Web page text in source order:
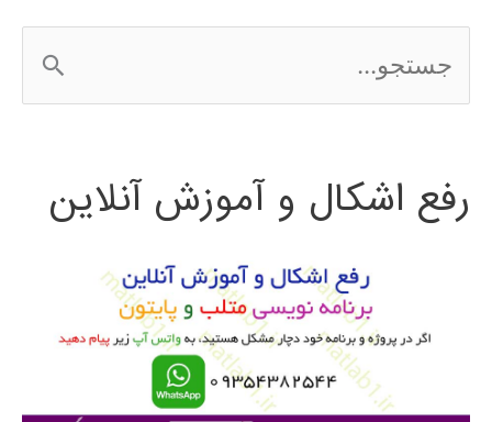
س
ج
رفع اشکال و آموزش آنلاین